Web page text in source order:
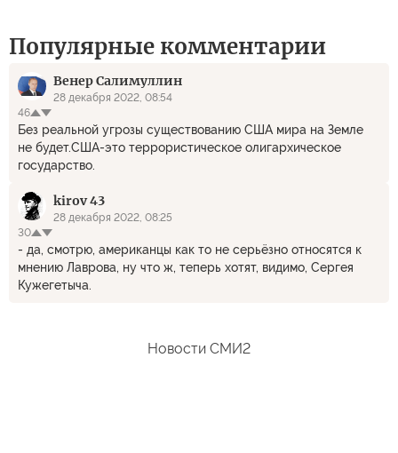
Популярные комментарии
Венер Салимуллин
28 декабря 2022, 08:54
46
Без реальной угрозы существованию США мира на Земле
не будет.США-это террористическое олигархическое
государство.
kirov 43
28 декабря 2022, 08:25
30
- да, смотрю, американцы как то не серьёзно относятся к
мнению Лаврова, ну что ж, теперь хотят, видимо, Сергея
Кужегетыча.
Новости СМИ2